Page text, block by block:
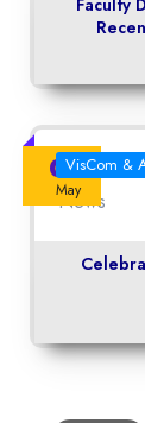
Faculty
04
May
VisCom &